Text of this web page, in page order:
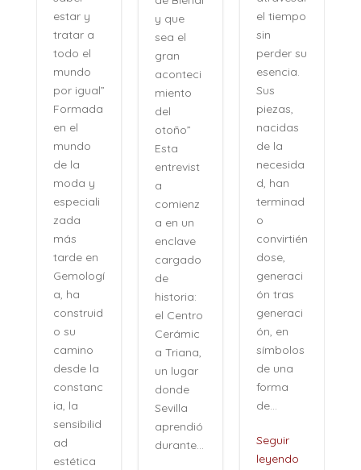
estar y
tratar a
todo el
mundo
por igual”
Formada
en el
mundo
de la
moda y
especiali
zada
más
tarde en
Gemologí
a, ha
construid
o su
camino
desde la
constanc
ia, la
sensibilid
ad
estética
y que
sea el
gran
aconteci
miento
del
otoño”
Esta
entrevist
a
comienz
a en un
enclave
cargado
de
historia:
el Centro
Cerámic
a Triana,
un lugar
donde
Sevilla
aprendió
durante...
el tiempo
sin
perder su
esencia.
Sus
piezas,
nacidas
de la
necesida
d, han
terminad
o
convirtién
dose,
generaci
ón tras
generaci
ón, en
símbolos
de una
forma
de...
Seguir
leyendo